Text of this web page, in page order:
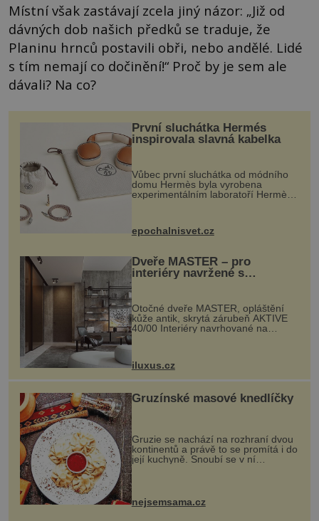
Místní však zastávají zcela jiný názor: „Již od
dávných dob našich předků se traduje, že
Planinu hrnců postavili obři, nebo andělé. Lidé
s tím nemají co dočinění!“ Proč by je sem ale
dávali? Na co?
První sluchátka Hermés
inspirovala slavná kabelka
Vůbec první sluchátka od módního
domu Hermès byla vyrobena
experimentálním laboratoří Hermès
kovový...
epochalnisvet.cz
Dveře MASTER – pro
interiéry navržené s
rozumem i vášní!
Otočné dveře MASTER, opláštění
kůže antik, skrytá zárubeň AKTIVE
40/00 Interiéry navrhované na
zakázku často vyžadují atypické
rozměry nejen nábytku, ale i
dnes umož...
iluxus.cz
Gruzínské masové knedlíčky
Gruzie se nachází na rozhraní dvou
kontinentů a právě to se promítá i do
její kuchyně. Snoubí se v ní
evropské a asijské chutě a díky tomu
vznikají rozmanité a chuťově bohaté
pokrmy, které rozhodně st...
nejsemsama.cz